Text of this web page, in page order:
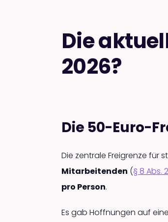
Die
2026?
Die 50-Euro-
Die zentrale Freigrenze für
Mitarbeitenden (§ 8 Abs.
pro Person.
Es gab Hoffnungen auf